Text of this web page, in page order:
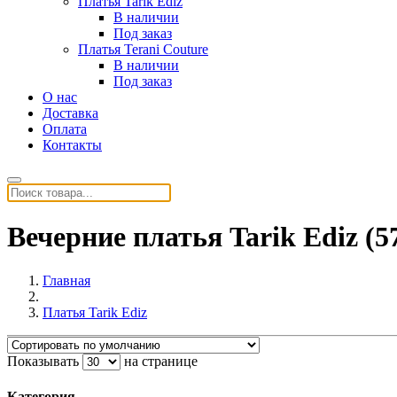
В наличии
Под заказ
Платья Terani Couture
В наличии
Под заказ
О нас
Доставка
Оплата
Контакты
Вечерние платья Tarik Ediz
Главная
Платья Tarik Ediz
Показывать на странице